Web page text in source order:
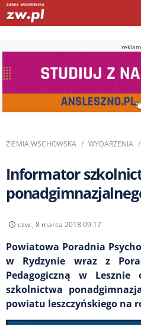
ZIEMIA WSCHOWSKA WYDARZENIA
Informator
czw., 8 marca 2018 09:17
Powiatowa Poradnia
w Rydzynie wraz z
Pedagogiczną w
szkolnictwa
powiatu leszczyńskiego na